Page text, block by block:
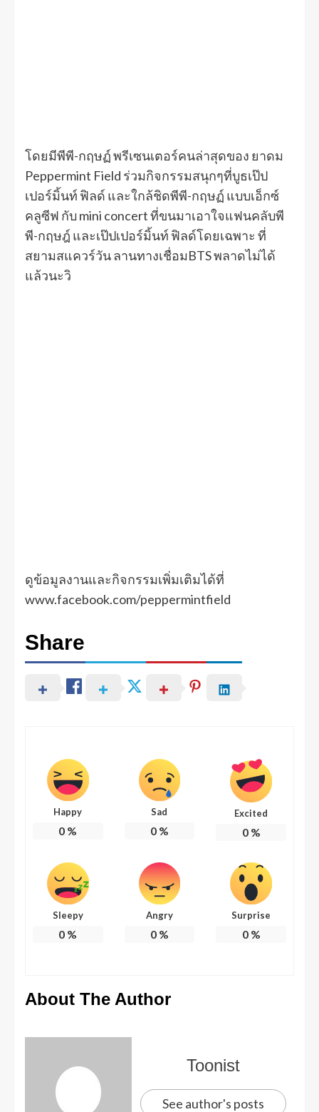
โดยมีพีพี-กฤษฏ์ พรีเซนเตอร์คนล่าสุดของ ยาดม
Peppermint Field ร่วมกิจกรรมสนุกๆที่บูธเป๊ป
เปอร์มิ้นท์ ฟิลด์ และใกล้ชิดพีพี-กฤษฏ์ แบบเอ็กซ์
คลูซีฟ กับ mini concert ที่ขนมาเอาใจแฟนคลับพี
พี-กฤษฎ์ และเป๊ปเปอร์มิ้นท์ ฟิลด์โดยเฉพาะ ที่
สยามสแควร์วัน ลานทางเชื่อมBTS พลาดไม่ได้
แล้วนะวิ
ดูข้อมูลงานและกิจกรรมเพิ่มเติมได้ที่
www.facebook.com/peppermintfield
Share
Happy
0 %
Sad
0%
Excited
0%
Sleepy
0 %
Angry
0%
Surprise
0%
About The Author
Toonist
See author's posts